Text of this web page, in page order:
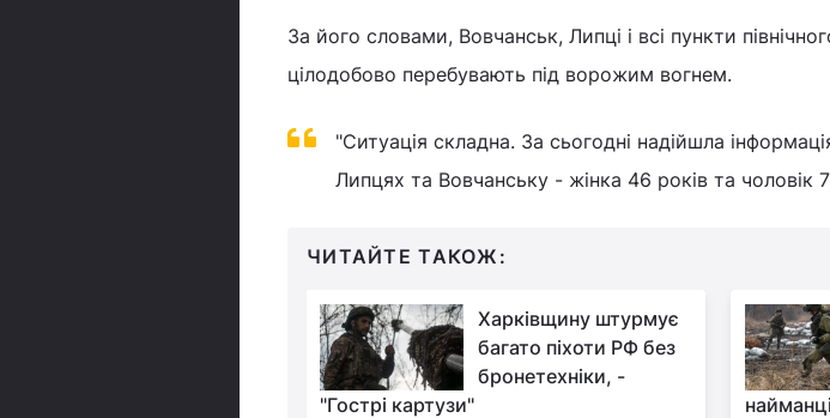
За його словами, Вовчанськ, Липці і всі пункти
цілодобово перебувають під ворожим вогнем.
"Ситуація складна. За сьогодні надійшла
Липцях та Вовчанську - жінка 46 років та чоловік
ЧИТАЙТЕ ТАКОЖ:
Харківщину штурмує
багато піхоти РФ без
бронетехніки, -
"Гострі картузи"